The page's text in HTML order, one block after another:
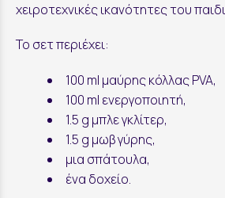
χειροτεχνικές ικανότητες του
Το σετ περιέχει:
100 ml μαύρης κόλλας PVA,
100 ml ενεργοποιητή,
1.5 g μπλε γκλίτερ,
1.5 g μωβ γύρης,
μια σπάτουλα,
ένα δοχείο.